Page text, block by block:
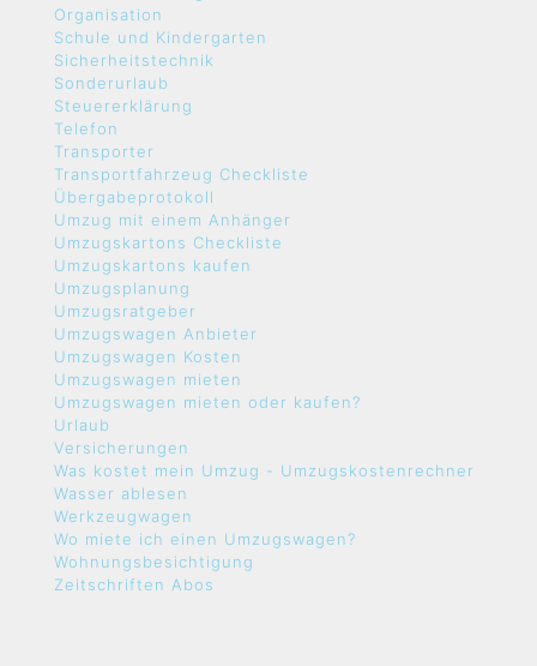
Organisation
Schule und Kindergarten
Sicherheitstechnik
Sonderurlaub
Steuererklärung
Telefon
Transporter
Transportfahrzeug Checkliste
Übergabeprotokoll
Umzug mit einem Anhänger
Umzugskartons Checkliste
Umzugskartons kaufen
Umzugsplanung
Umzugsratgeber
Umzugswagen Anbieter
Umzugswagen Kosten
Umzugswagen mieten
Umzugswagen mieten oder kaufen?
Urlaub
Versicherungen
Was kostet mein Umzug - Umzugskostenrechner
Wasser ablesen
Werkzeugwagen
Wo miete ich einen Umzugswagen?
Wohnungsbesichtigung
Zeitschriften Abos